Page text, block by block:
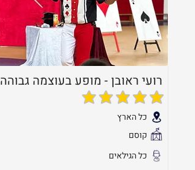
רועי ראובן - מופע בעוצמה גבוהה
הדירוג הממוצא הוא 5 מתוך 5
כל הארץ
קוסם
כל הגילאים